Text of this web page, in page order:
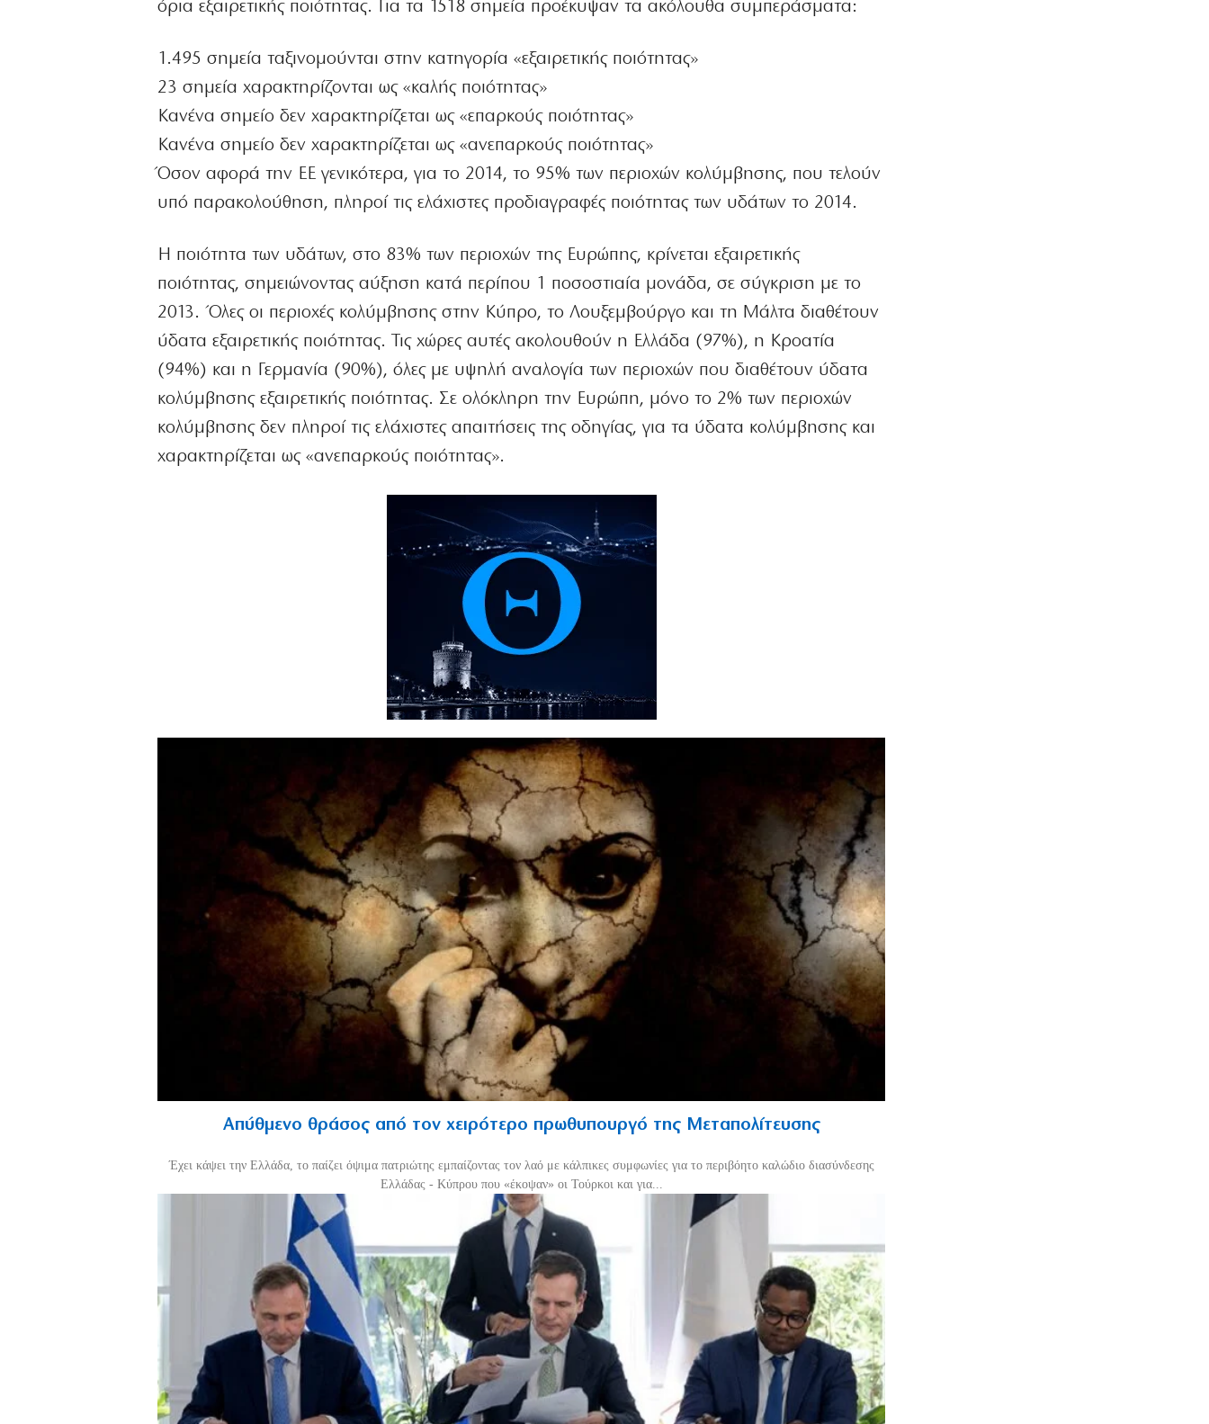
όρια εξαιρετικής ποιότητας. Για τα 1518 σημεία προέκυψαν τα ακόλουθα συμπεράσματα:
1.495 σημεία ταξινομούνται στην κατηγορία «εξαιρετικής ποιότητας»
23 σημεία χαρακτηρίζονται ως «καλής ποιότητας»
Κανένα σημείο δεν χαρακτηρίζεται ως «επαρκούς ποιότητας»
Κανένα σημείο δεν χαρακτηρίζεται ως «ανεπαρκούς ποιότητας»
Όσον αφορά την ΕΕ γενικότερα, για το 2014, το 95% των περιοχών κολύμβησης, που τελούν
υπό παρακολούθηση, πληροί τις ελάχιστες προδιαγραφές ποιότητας των υδάτων το 2014.
Η ποιότητα των υδάτων, στο 83% των περιοχών της Ευρώπης, κρίνεται εξαιρετικής
ποιότητας, σημειώνοντας αύξηση κατά περίπου 1 ποσοστιαία μονάδα, σε σύγκριση με το
2013. Όλες οι περιοχές κολύμβησης στην Κύπρο, το Λουξεμβούργο και τη Μάλτα διαθέτουν
ύδατα εξαιρετικής ποιότητας. Τις χώρες αυτές ακολουθούν η Ελλάδα (97%), η Κροατία
(94%) και η Γερμανία (90%), όλες με υψηλή αναλογία των περιοχών που διαθέτουν ύδατα
κολύμβησης εξαιρετικής ποιότητας. Σε ολόκληρη την Ευρώπη, μόνο το 2% των περιοχών
κολύμβησης δεν πληροί τις ελάχιστες απαιτήσεις της οδηγίας, για τα ύδατα κολύμβησης και
χαρακτηρίζεται ως «ανεπαρκούς ποιότητας».
Απύθμενο θράσος από τον χειρότερο πρωθυπουργό της Μεταπολίτευσης
Έχει κάψει την Ελλάδα, το παίζει όψιμα πατριώτης εμπαίζοντας τον λαό με κάλπικες συμφωνίες για το περιβόητο καλώδιο διασύνδεσης
Ελλάδας - Κύπρου που «έκοψαν» οι Τούρκοι και για...